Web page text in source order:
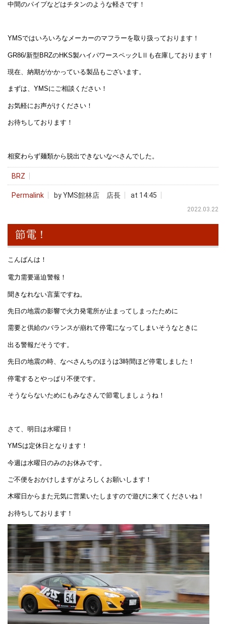
中間のパイプなどはチタンのような軽さです！
YMSではいろいろなメーカーのマフラーを取り扱っております！
GR86/新型BRZのHKS製ハイパワースペックLⅡも在庫しております！
現在、納期がかかっている製品もございます。
まずは、YMSにご相談ください！
お気軽にお声がけください！
お待ちしております！
相変わらず麺類から脱出できないなべさんでした。
BRZ
Permalink by YMS館林店 店長 at 14:45
2022.03.22
節電！
こんばんは！
電力需要逼迫警報！
聞きなれない言葉ですね。
先日の地震の影響で火力発電所が止まってしまったために
需要と供給のバランスが崩れて停電になってしまいそうなときに
出る警報だそうです。
先日の地震の時、なべさんちのほうは3時間ほど停電しました！
停電するとやっぱり不便です。
そうならないためにもみなさんで節電しましょうね！
さて、明日は水曜日！
YMSは定休日となります！
今週は水曜日のみのお休みです。
ご不便をおかけしますがよろしくお願いします！
木曜日からまた元気に営業いたしますので遊びに来てくださいね！
お待ちしております！